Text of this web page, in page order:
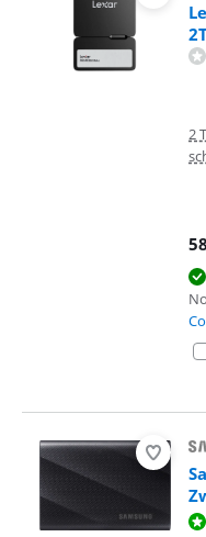
2
Beoordeling is 8,8 van de